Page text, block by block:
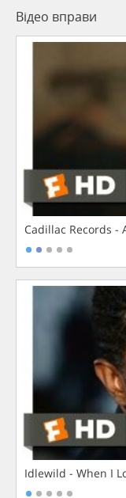
Відео вправи
Cadillac Records -
Idlewild - When I